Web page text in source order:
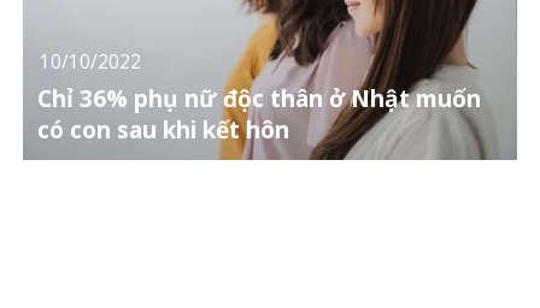
10/10/2022
Chỉ 36% phụ nữ độc thân ở Nhật muốn
có con sau khi kết hôn